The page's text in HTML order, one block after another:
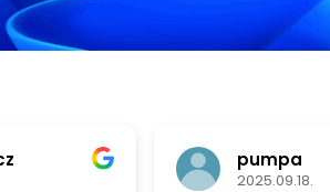
pumpa
2025.09.18.